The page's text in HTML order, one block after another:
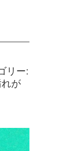
リー:
が